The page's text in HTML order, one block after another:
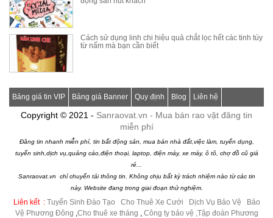
Cách sử dụng linh chi hiệu quả chắt lọc hết các tinh túy
từ nấm mà bạn cần biết
Bảng giá tin VIP Bảng giá Banner Quy định Blog Liên hệ
Copyright © 2021 - Sanraovat.vn - Mua bán rao vặt đăng tin
miễn phí
Đăng tin nhanh miễn phí, tin bất động sản, mua bán nhà đất,việc làm, tuyển dụng,
tuyển sinh,dịch vụ,quảng cáo,điện thoại, laptop, điện máy, xe máy, ô tô, chợ đồ cũ giá
rẻ...
Sanraovat.vn chỉ chuyển tải thông tin. Không chịu bất kỳ trách nhiệm nào từ các tin
này. Website đang trong giai đoạn thử nghiệm.
Liên kết : Tuyển Sinh Đào Tạo Cho Thuê Xe Cưới Dịch Vụ Bảo Vệ
Bảo
Vệ Phương Đông ,Cho thuê xe tháng , Công ty bảo vệ ,Tập đoàn Phương